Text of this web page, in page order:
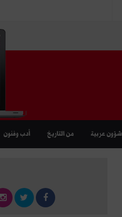
شؤون عربية من التاريخ أدب وفنون